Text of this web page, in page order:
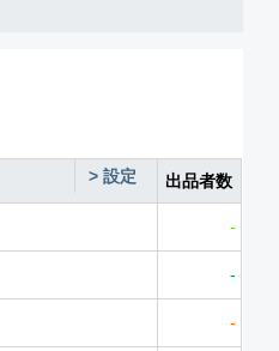
> 設定 出品者数
-
-
-